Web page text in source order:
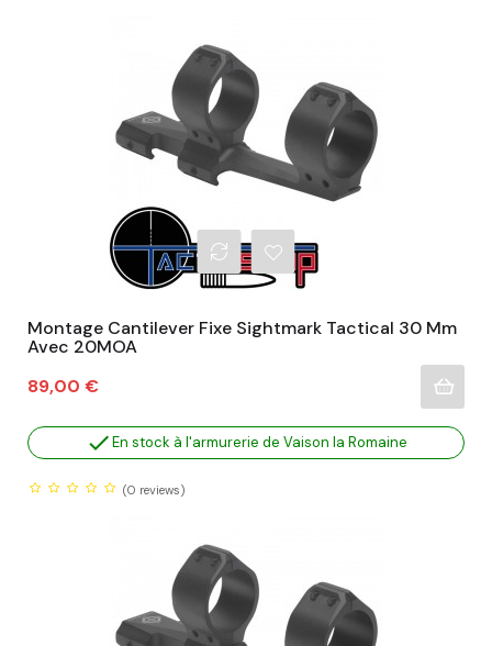
Montage Cantilever Fixe Sightmark Tactical 30 Mm
Avec 20MOA
Prix
89,00 €
En stock à l'armurerie de Vaison la Romaine
(0 reviews)